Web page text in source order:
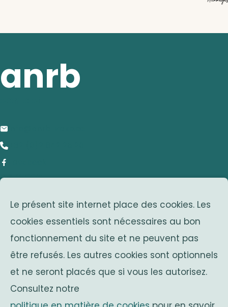
Le présent site internet place des cookies. Les
cookies essentiels sont nécessaires au bon
fonctionnement du site et ne peuvent pas
être refusés. Les autres cookies sont optionnels
et ne seront placés que si vous les autorisez.
Consultez notre
anrb
adresse
Avenue Franklin Roosevelt 25
1050 Bruxelles
Belgium
associations sœurs